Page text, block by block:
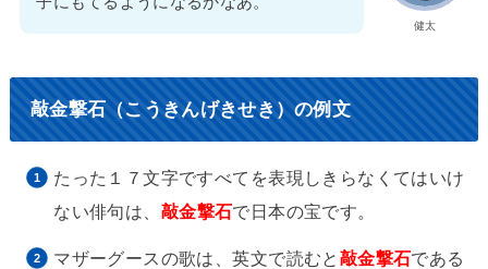
健太
敲金撃石（こうきんげきせき）の例文
たった１７文字ですべてを表現しきらなくてはいけ
ない俳句は、 敲金撃石で日本の宝です。
マザーグースの歌は、英文で読むと 敲金撃石である